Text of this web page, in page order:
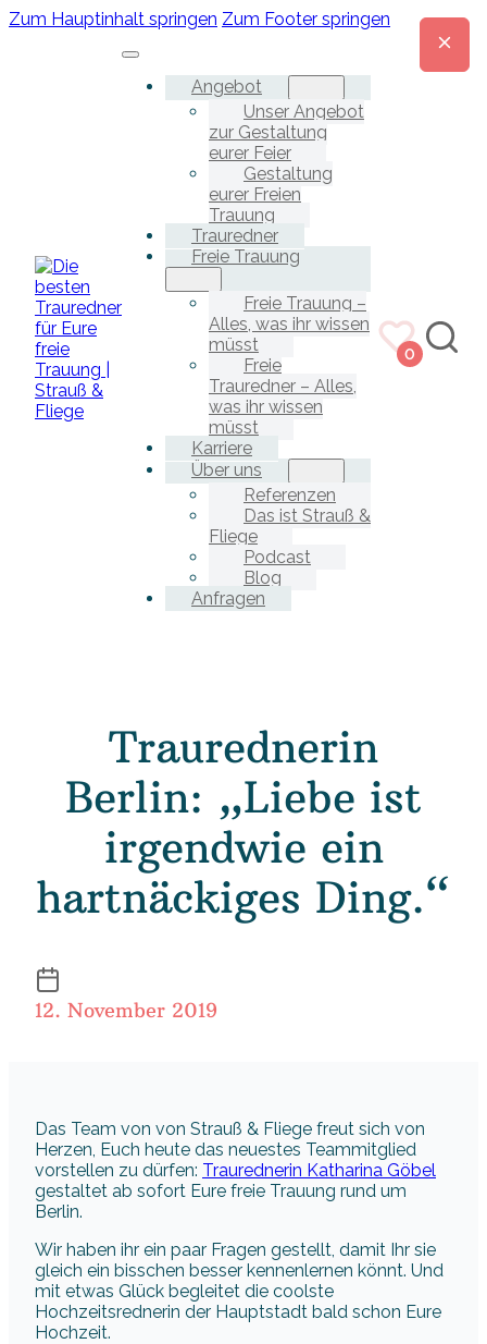
Zum Hauptinhalt springen Zum Footer springen
Angebot
Unser Angebot
zur Gestaltung
eurer Feier
Gestaltung
eurer Freien
Trauung
Trauredner
Freie Trauung
Freie Trauung –
Alles, was ihr wissen
müsst
Freie
Trauredner – Alles,
was ihr wissen
müsst
Karriere
Über uns
Referenzen
Das ist Strauß &
Fliege
Podcast
Blog
Anfragen
0
Traurednerin
Berlin: „Liebe ist
irgendwie ein
hartnäckiges Ding.“
12. November 2019
Das Team von von Strauß & Fliege freut sich von
Herzen, Euch heute das neuestes Teammitglied
vorstellen zu dürfen: Traurednerin Katharina Göbel
gestaltet ab sofort Eure freie Trauung rund um
Berlin.
Wir haben ihr ein paar Fragen gestellt, damit Ihr sie
gleich ein bisschen besser kennenlernen könnt. Und
mit etwas Glück begleitet die coolste
Hochzeitsrednerin der Hauptstadt bald schon Eure
Hochzeit.